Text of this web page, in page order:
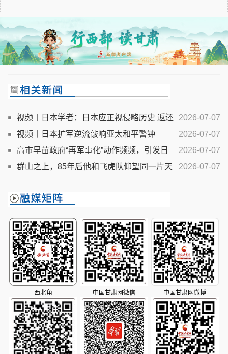
2026-07-07
视频丨日本学者：日本应正视侵略历史 返还
中国文物
2026-07-07
视频丨日本扩军逆流敲响亚太和平警钟
2026-07-07
高市早苗政府“再军事化”动作频频，引发日
本国内强烈批评
2026-07-07
群山之上，85年后他和飞虎队仰望同一片天
西北角 中国甘肃网微信 中国甘肃网微博